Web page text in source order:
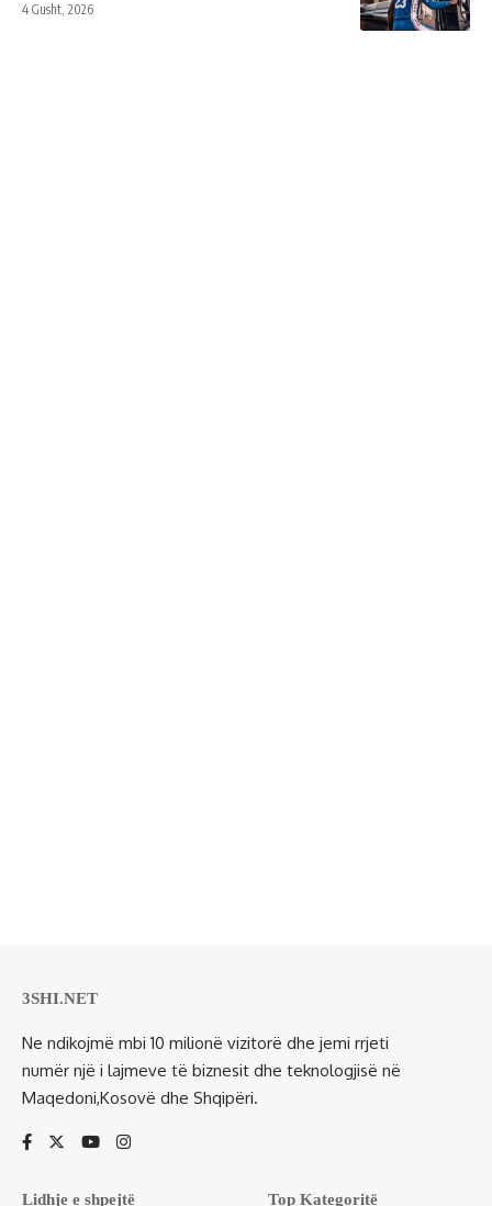
4 Gusht, 2026
3SHI.NET
Ne ndikojmë mbi 10 milionë vizitorë dhe jemi rrjeti
numër një i lajmeve të biznesit dhe teknologjisë në
Maqedoni,Kosovë dhe Shqipëri.
Lidhje e shpejtë Top Kategoritë